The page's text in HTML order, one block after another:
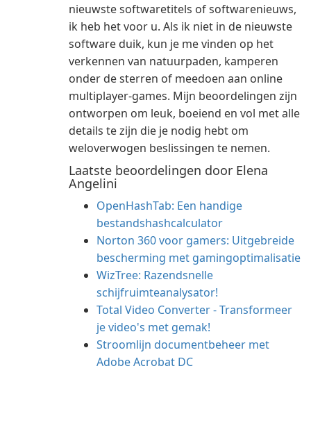
nieuwste softwaretitels of softwarenieuws,
ik heb het voor u. Als ik niet in de nieuwste
software duik, kun je me vinden op het
verkennen van natuurpaden, kamperen
onder de sterren of meedoen aan online
multiplayer-games. Mijn beoordelingen zijn
ontworpen om leuk, boeiend en vol met alle
details te zijn die je nodig hebt om
weloverwogen beslissingen te nemen.
Laatste beoordelingen door Elena
Angelini
OpenHashTab: Een handige
bestandshashcalculator
Norton 360 voor gamers: Uitgebreide
bescherming met gamingoptimalisatie
WizTree: Razendsnelle
schijfruimteanalysator!
Total Video Converter - Transformeer
je video's met gemak!
Stroomlijn documentbeheer met
Adobe Acrobat DC